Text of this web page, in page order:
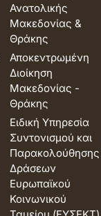
Ανατολικής
Μακεδονίας &
Θράκης
Αποκεντρωμένη
Διοίκηση
Μακεδονίας -
Θράκης
Ειδική Υπηρεσία
Συντονισμού και
Παρακολούθησης
Δράσεων
Ευρωπαϊκού
Κοινωνικού